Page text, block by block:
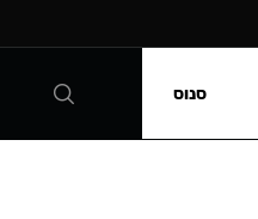
סנוס